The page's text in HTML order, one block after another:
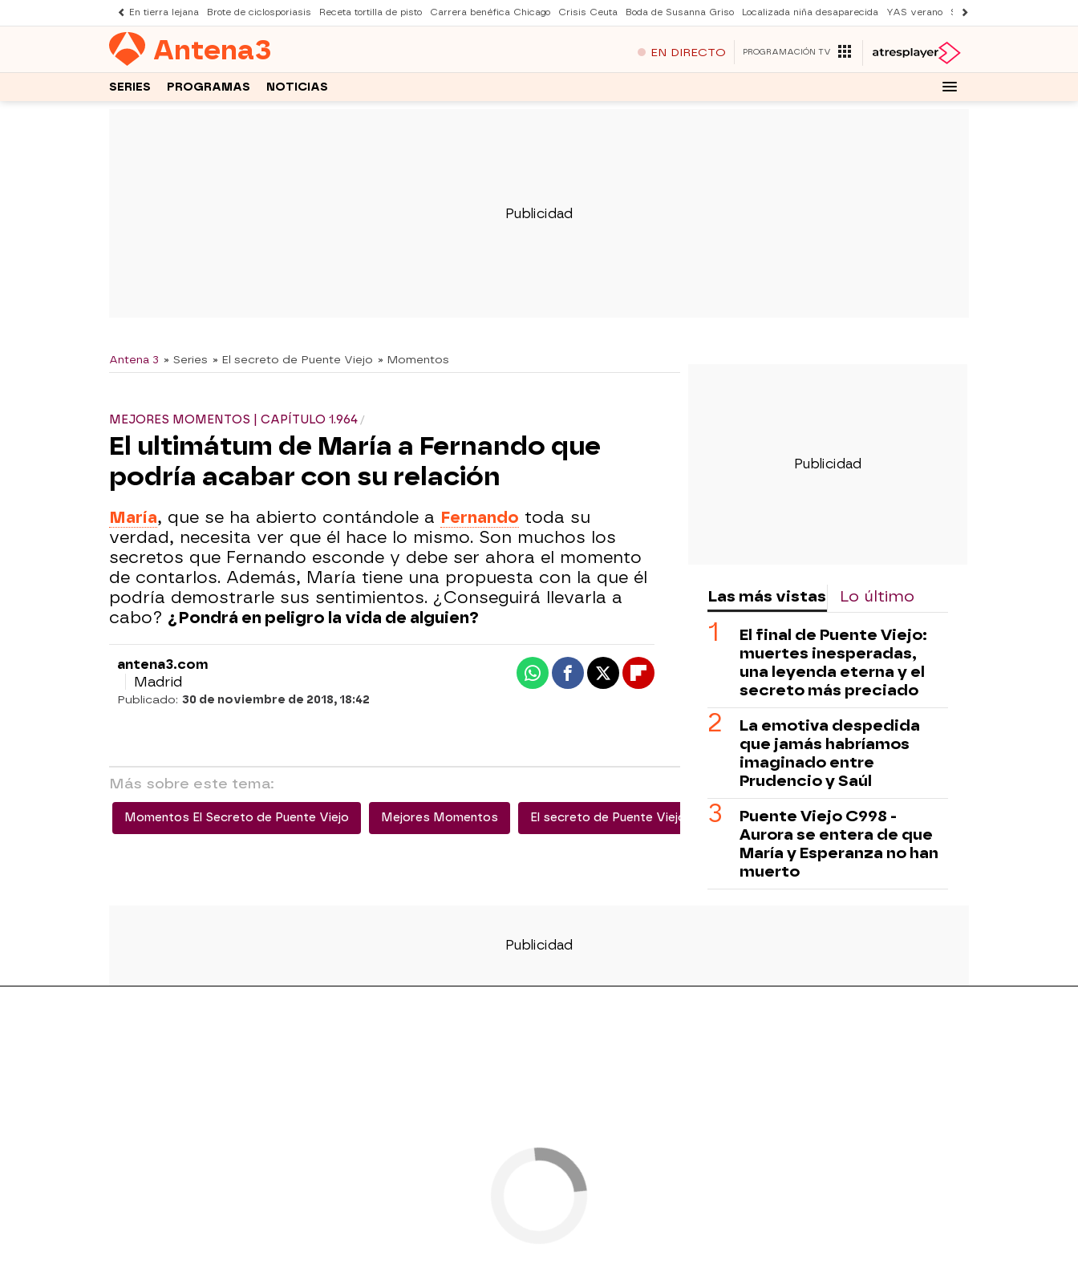
En tierra lejana Brote de ciclosporiasis Receta tortilla de pisto Carrera benéfica Chicago Crisis Ceuta Boda de Susanna Griso Localizada niña desaparecida YAS verano Suri y Tom Cruise
Antena3 EN DIRECTO PROGRAMACIÓN TV
SERIES PROGRAMAS NOTICIAS
Antena 3 » Series » El secreto de Puente Viejo » Momentos
MEJORES MOMENTOS | CAPÍTULO 1.964
El ultimátum de María a Fernando que
podría acabar con su relación
María, que se ha abierto contándole a Fernando toda su
verdad, necesita ver que él hace lo mismo. Son muchos los
secretos que Fernando esconde y debe ser ahora el momento
de contarlos. Además, María tiene una propuesta con la que él
podría demostrarle sus sentimientos. ¿Conseguirá llevarla a
cabo? ¿Pondrá en peligro la vida de alguien?
antena3.com
Madrid
Publicado: 30 de noviembre de 2018, 18:42
WhatsappFacebook
X Flipboard
Más sobre este tema:
Momentos El Secreto de Puente Viejo Mejores Momentos El secreto de Puente Viejo
Las más vistas Lo último
El final de Puente Viejo:
muertes inesperadas,
una leyenda eterna y el
secreto más preciado
La emotiva despedida
que jamás habríamos
imaginado entre
Prudencio y Saúl
Puente Viejo C998 -
Aurora se entera de que
María y Esperanza no han
muerto